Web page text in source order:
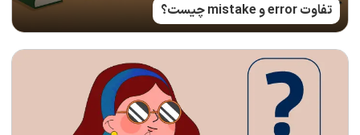
تفاوت error و mistake چیست؟